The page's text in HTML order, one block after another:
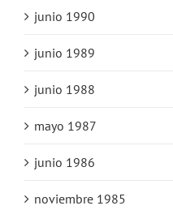
junio 1990
junio 1989
junio 1988
mayo 1987
junio 1986
noviembre 1985